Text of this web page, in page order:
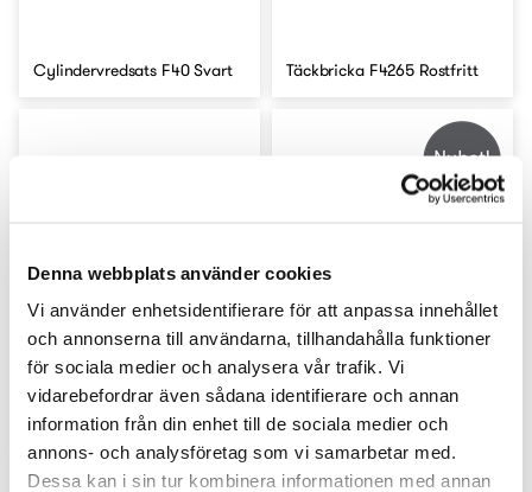
Denna webbplats använder cookies
Vi använder enhetsidentifierare för att anpassa innehållet
och annonserna till användarna, tillhandahålla funktioner
för sociala medier och analysera vår trafik. Vi
vidarebefordrar även sådana identifierare och annan
information från din enhet till de sociala medier och
annons- och analysföretag som vi samarbetar med.
Dessa kan i sin tur kombinera informationen med annan
Cylindervredsats F40 Svart Täckbricka F4265 Rostfritt
Täckbricka F4265 Svart Cylindervredsats F40 Krom